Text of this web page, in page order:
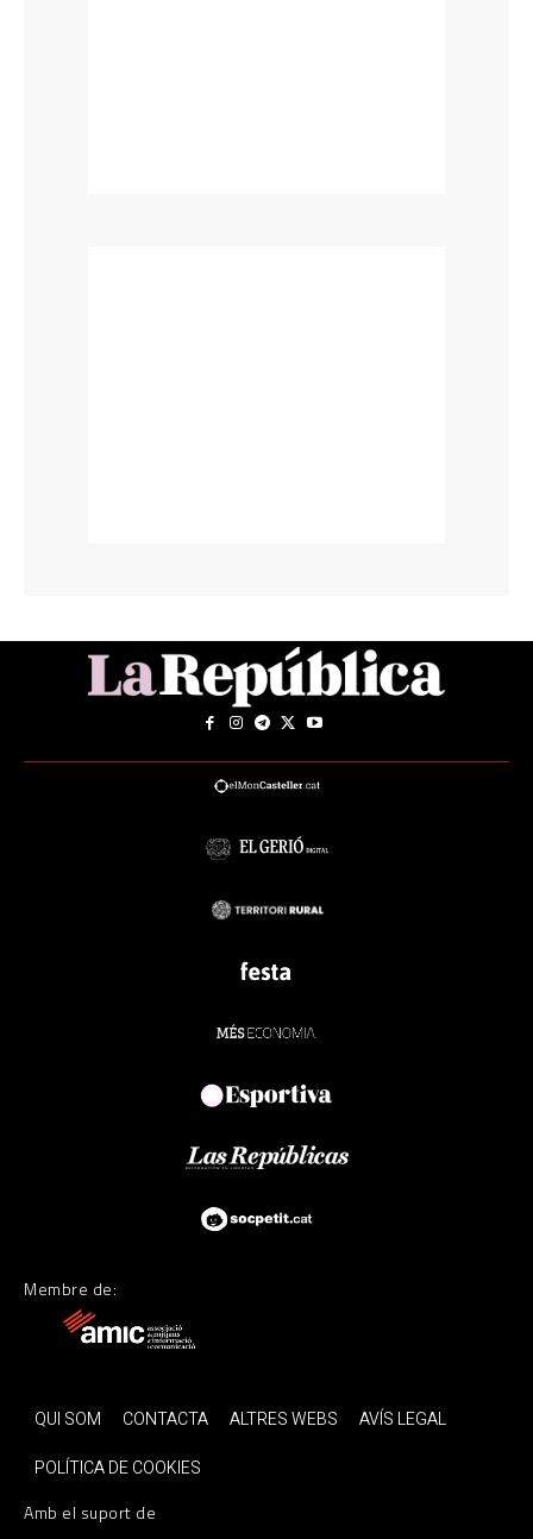
Membre de:
QUI SOM CONTACTA ALTRES WEBS
AVÍS LEGAL
POLÍTICA DE COOKIES
Amb el suport de